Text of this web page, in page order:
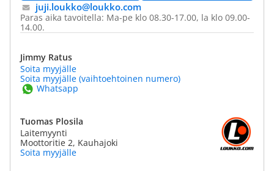
juji.loukko@​loukko.com
Paras aika tavoitella: Ma-pe klo 08.30-17.00, la klo 09.00-
14.00.
Jimmy Ratus
Soita myyjälle
Soita myyjälle (vaihtoehtoinen numero)
Whatsapp
Tuomas Plosila
Laitemyynti
Moottoritie 2, Kauhajoki
Soita myyjälle